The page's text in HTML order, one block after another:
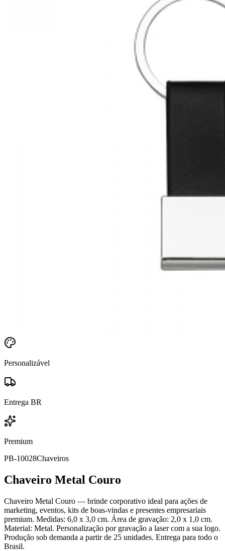
Personalizável
Entrega BR
Premium
PB-10028Chaveiros
Chaveiro Metal Couro
Chaveiro Metal Couro — brinde corporativo ideal para ações de
marketing, eventos, kits de boas-vindas e presentes empresariais
premium. Medidas: 6,0 x 3,0 cm. Área de gravação: 2,0 x 1,0 cm.
Material: Metal. Personalização por gravação a laser com a sua logo.
Produção sob demanda a partir de 25 unidades. Entrega para todo o
Brasil.